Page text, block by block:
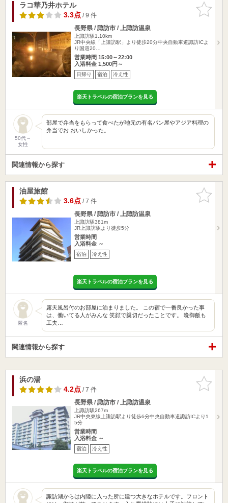
お気に入
りに追加
ラコ華乃井ホテル
3.3点/ 9 件
長野県 / 諏訪市 / 上諏訪温泉
上諏訪駅1.10km
JR中央線「上諏訪駅」より徒歩20分中央自動車道諏訪ICよ
り国道20…
営業時間 15:00～22:00
入浴料金 1,500円～
日帰り 宿泊 冷え性
楽天トラベルの宿泊プランを見る
50代～
女性
部屋で弁当をもらって食べたが地元の有名パン屋やアジア料理の
弁当でお おいしかった。
関連情報から探す
お気に入
りに追加
油屋旅館
3.6点/ 7 件
長野県 / 諏訪市 / 上諏訪温泉
上諏訪駅381m
JR上諏訪駅より徒歩5分
営業時間
入浴料金 ～
宿泊 冷え性
楽天トラベルの宿泊プランを見る
匿名
露天風呂付のお部屋に泊まりました。 この宿で一番良かった事
は、働いてる人がみんな 笑顔で親切だったことです。 晩御飯も
工夫…
関連情報から探す
お気に入
りに追加
浜の湯
4.2点/ 7 件
長野県 / 諏訪市 / 上諏訪温泉
上諏訪駅267m
JR中央東線上諏訪駅より徒歩6分中央自動車道諏訪ICより1
5分
営業時間
入浴料金 ～
宿泊 冷え性
楽天トラベルの宿泊プランを見る
諏訪湖からは内陸に入った所に建つ大きなホテルです。フロント